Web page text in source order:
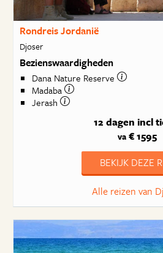
Rondreis Jordanië
Djoser
Bezienswaardigheden
Dana Nature Reserve
Madaba
Jerash
12 dagen incl
va € 1595
BEKIJK DEZE
Alle reizen van